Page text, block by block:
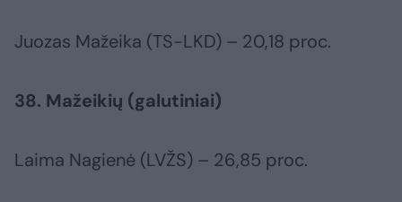
Juozas Mažeika (TS-LKD) – 20,18 proc.
38. Mažeikių (galutiniai)
Laima Nagienė (LVŽS) – 26,85 proc.